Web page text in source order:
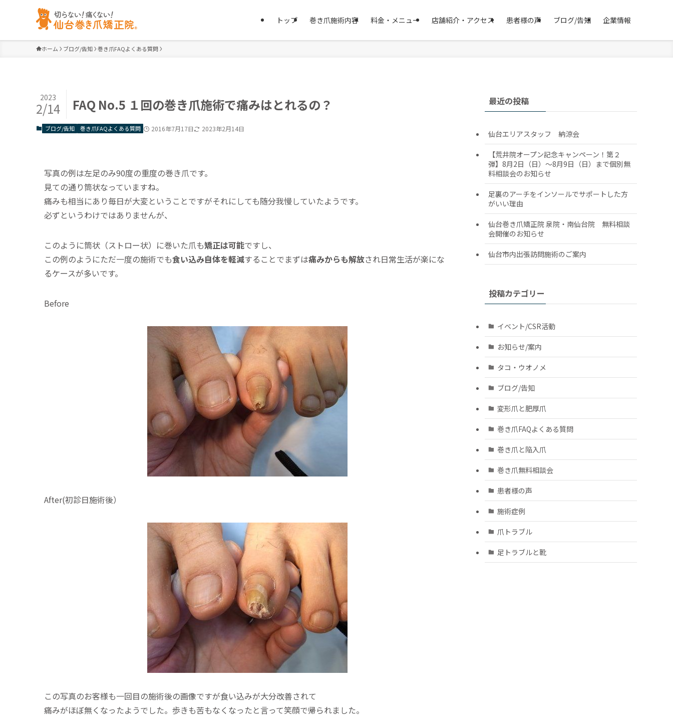
トップ 巻き爪施術内容 料金・メニュー 店舗紹介・アクセス 患者様の声 ブログ/告知 企業情報
ホーム ブログ/告知 巻き爪FAQよくある質問
FAQ No.5 １回の巻き爪施術で痛みはとれるの？
2023
2/14
ブログ/告知 巻き爪FAQよくある質問 2016年7月17日 2023年2月14日
写真の例は左足のみ90度の重度の巻き爪です。
見ての通り筒状なっていますね。
痛みも相当にあり毎日が大変ということですがそれにしても随分我慢していたようです。
必ずというわけではありませんが、
このように筒状（ストロー状）に巻いた爪も矯正は可能ですし、
この例のようにただ一度の施術でも食い込み自体を軽減することでまずは痛みからも解放され日常生活が楽にな
るケースが多いです。
Before
After(初診日施術後）
この写真のお客様も一回目の施術後の画像ですが食い込みが大分改善されて
痛みがほぼ無くなったようでした。歩きも苦もなくなったと言って笑顔で帰られました。
最近の投稿
仙台エリアスタッフ 納涼会
【荒井院オープン記念キャンペーン！第２
弾】8月2日（日）～8月9日（日）まで個別無
料相談会のお知らせ
足裏のアーチをインソールでサポートした方
がいい理由
仙台巻き爪矯正院 泉院・南仙台院 無料相談
会開催のお知らせ
仙台市内出張訪問施術のご案内
投稿カテゴリー
イベント/CSR活動
お知らせ/案内
タコ・ウオノメ
ブログ/告知
変形爪と肥厚爪
巻き爪FAQよくある質問
巻き爪と陥入爪
巻き爪無料相談会
患者様の声
施術症例
爪トラブル
足トラブルと靴